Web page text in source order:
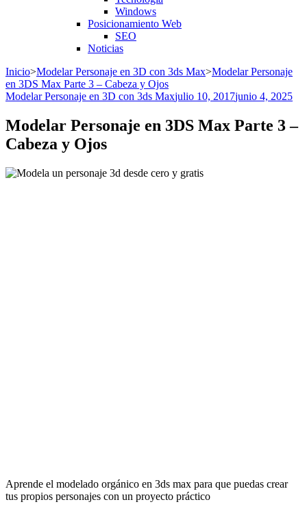
Windows
Posicionamiento Web
SEO
Noticias
Inicio>Modelar Personaje en 3D con 3ds Max>Modelar Personaje
en 3DS Max Parte 3 – Cabeza y Ojos
Modelar Personaje en 3D con 3ds Maxjulio 10, 2017junio 4, 2025
Modelar Personaje en 3DS Max Parte 3 –
Cabeza y Ojos
Aprende el modelado orgánico en 3ds max para que puedas crear
tus propios personajes con un proyecto práctico